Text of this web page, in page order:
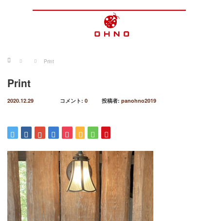
ホーム Print
Print
2020.12.29 コメント: 0 投稿者: panohno2019